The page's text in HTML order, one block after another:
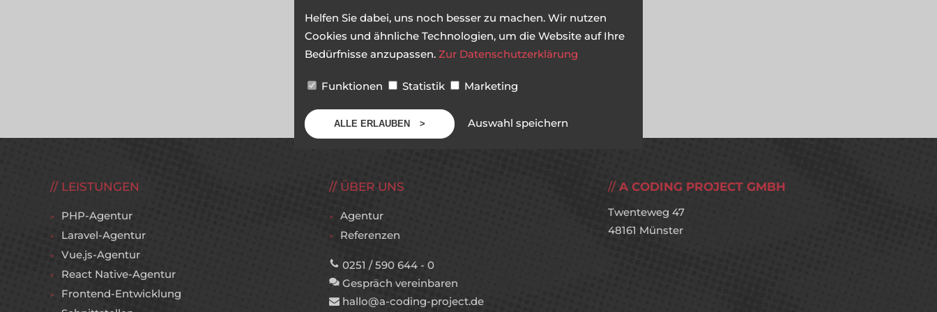
LEISTUNGEN
PHP-Agentur
Laravel-Agentur
Vue.js-Agentur
React Native-Agentur
Frontend-Entwicklung
ÜBER UNS
Agentur
Referenzen
0251 / 590 644 - 0
Gespräch vereinbaren
hallo@a-coding-project.de
A CODING PROJECT GMBH
Twenteweg 47
48161 Münster
Helfen Sie dabei, uns noch besser zu machen. Wir nutzen
Cookies und ähnliche Technologien, um die Website auf Ihre
Bedürfnisse anzupassen. Zur Datenschutzerklärung
Funktionen Statistik Marketing
ALLE ERLAUBEN Auswahl speichern